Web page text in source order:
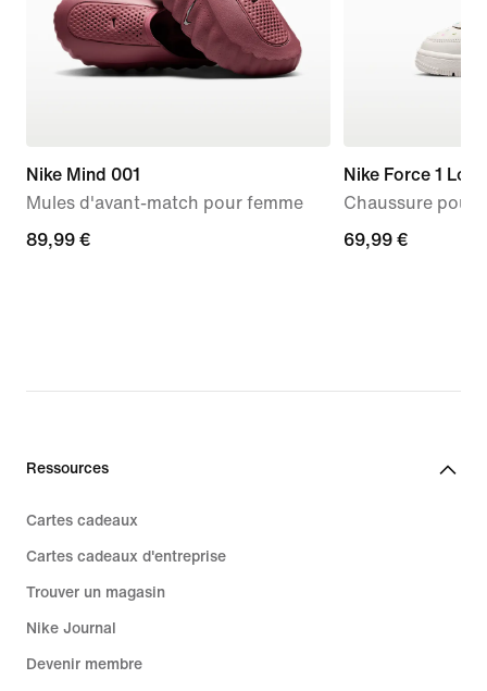
Nike Mind 001
Mules d'avant-match pour femme
89,99 €
89,99 €
Nike Force 1 Low
Chaussure pour
69,99 €
69,99 €
Ressources
Cartes cadeaux
Cartes cadeaux d'entreprise
Trouver un magasin
Nike Journal
Devenir membre